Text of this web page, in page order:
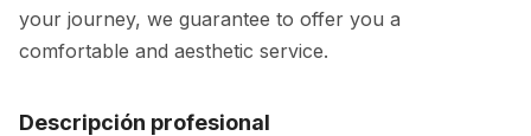
your journey, we guarantee to offer you a
comfortable and aesthetic service.
Descripción profesional